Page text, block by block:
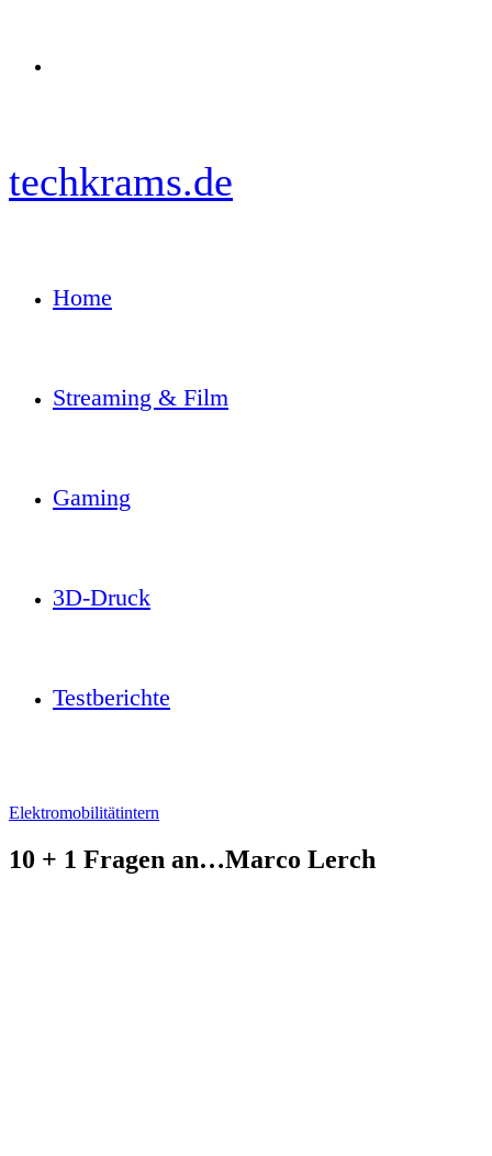
techkrams.de
Home
Streaming & Film
Gaming
3D-Druck
Testberichte
Elektromobilitätintern
10 + 1 Fragen an…Marco Lerch